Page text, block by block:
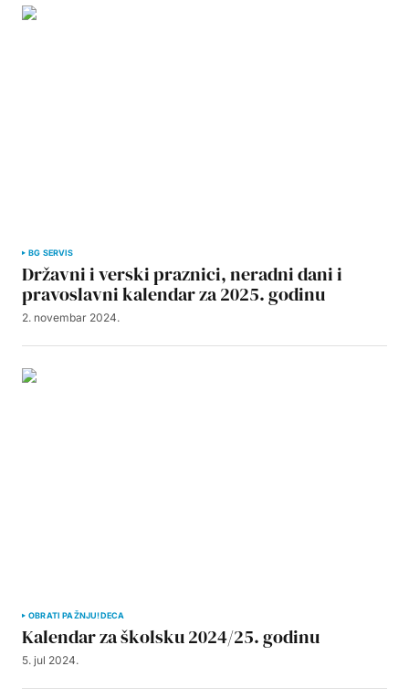
BG SERVIS
Državni i verski praznici, neradni dani i
pravoslavni kalendar za 2025. godinu
2. novembar 2024.
OBRATI PAŽNJU!DECA
Kalendar za školsku 2024/25. godinu
5. jul 2024.